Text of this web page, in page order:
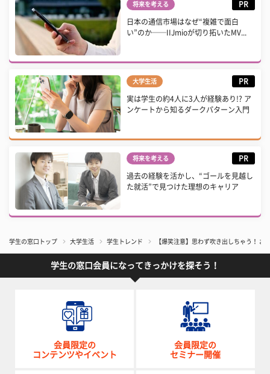
将来を考える PR
日本の通信市場はなぜ“複雑で面白
い”のか──IIJmioが切り拓いたMV...
大学生活 PR
実は学生の約4人に3人が経験あり!? ア
ンケートから知るダークパターン入門
将来を考える PR
過去の経験を活かし、“ゴールを見越し
た就活”で見つけた理想のキャリア
学生の窓口トップ 大学生活 学生トレンド 【爆笑注意】思わず吹き出しちゃう！ お
学生の窓口会員になってきっかけを探そう！
会員限定の
コンテンツやイベント
会員限定の
セミナー開催